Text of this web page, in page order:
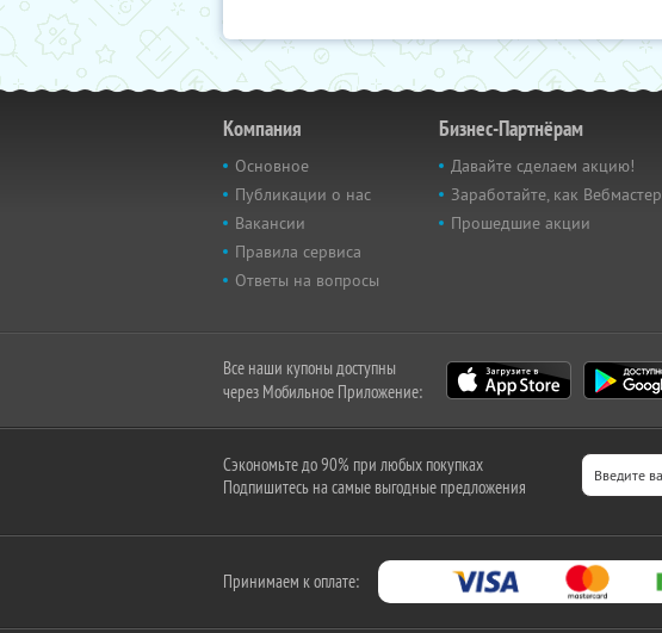
Компания
Основное
Публикации о нас
Вакансии
Правила сервиса
Ответы на вопросы
Бизнес-Партнёрам
Давайте сделаем акцию!
Заработайте, как Вебмастер
Прошедшие акции
Все наши купоны доступны
через Мобильное Приложение:
Сэкономьте до 90% при любых покупках
Подпишитесь на самые выгодные предложения
Принимаем к оплате: